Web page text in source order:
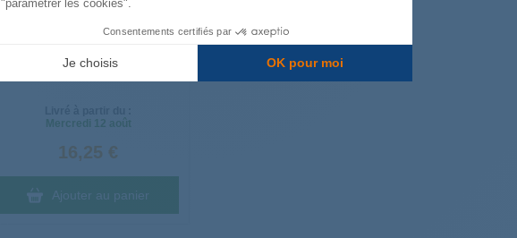
"paramétrer les cookies".
Consentements certifiés par
Je choisis OK pour moi
Mercredi
12 août
16,25 €
Ajouter au panier